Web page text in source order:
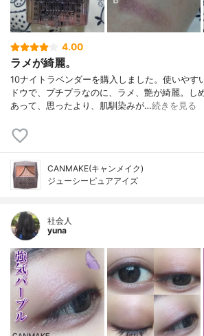
4.00
ラメが綺麗。
10ナイトラベンダーを購入しました。使いやす
ドウで、プチプラなのに、ラメ、艶が綺麗。し
あって、思ったより、肌馴染みが…続きを見る
CANMAKE(キャンメイク)
ジューシーピュアアイズ
社会人
yuna